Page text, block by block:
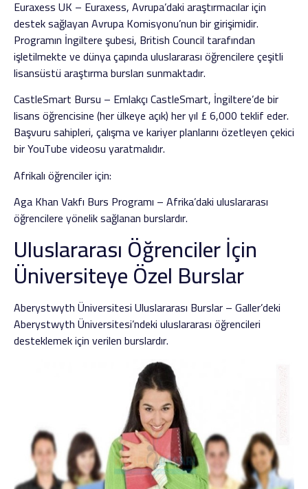
Euraxess UK – Euraxess, Avrupa’daki araştırmacılar için
destek sağlayan Avrupa Komisyonu’nun bir girişimidir.
Programın İngiltere şubesi, British Council tarafından
işletilmekte ve dünya çapında uluslararası öğrencilere çeşitli
lisansüstü araştırma bursları sunmaktadır.
CastleSmart Bursu – Emlakçı CastleSmart, İngiltere’de bir
lisans öğrencisine (her ülkeye açık) her yıl £ 6,000 teklif eder.
Başvuru sahipleri, çalışma ve kariyer planlarını özetleyen çekici
bir YouTube videosu yaratmalıdır.
Afrikalı öğrenciler için:
Aga Khan Vakfı Burs Programı – Afrika’daki uluslararası
öğrencilere yönelik sağlanan burslardır.
Uluslararası Öğrenciler İçin
Üniversiteye Özel Burslar
Aberystwyth Üniversitesi Uluslararası Burslar – Galler’deki
Aberystwyth Üniversitesi’ndeki uluslararası öğrencileri
desteklemek için verilen burslardır.